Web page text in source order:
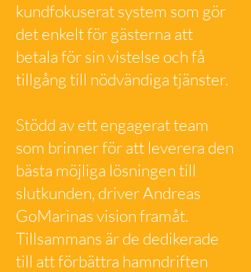
kundfokuserat system som gör
det enkelt för gästerna att
betala för sin vistelse och få
tillgång till nödvändiga tjänster.
Stödd av ett engagerat team
som brinner för att leverera den
bästa möjliga lösningen till
slutkunden, driver Andreas
GoMarinas vision framåt.
Tillsammans är de dedikerade
till att förbättra hamndriften